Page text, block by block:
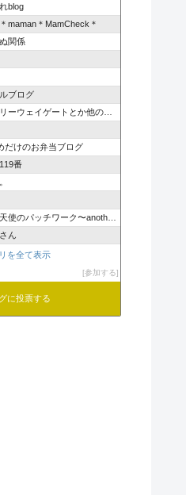
blog
maman＊MamCheck＊
関係
ブログ
ェイゲートとか他のアフィリも
だけのお弁当ブログ
番
のパッチワーク〜another si…
ん
を全て表示
参加する
に投票する